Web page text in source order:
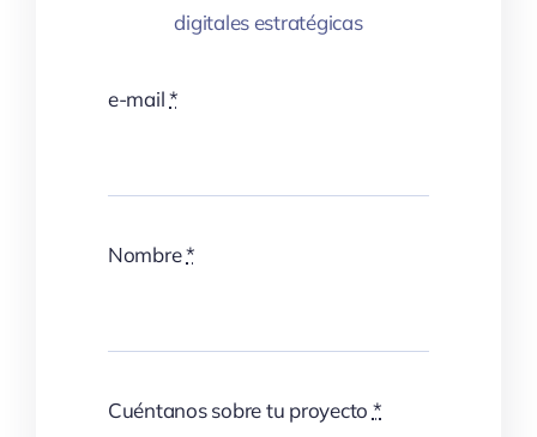
digitales estratégicas
e-mail*
Nombre*
Cuéntanos sobre tu proyecto *